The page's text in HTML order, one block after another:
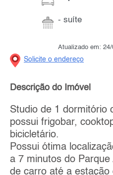
- suíte
Atualizado em:
Solicite o endereço
Descrição do Imóvel
Studio de 1 dormitório
possui frigobar,
bicicletário.
Possui ótima
a 7 minutos do
de carro até a